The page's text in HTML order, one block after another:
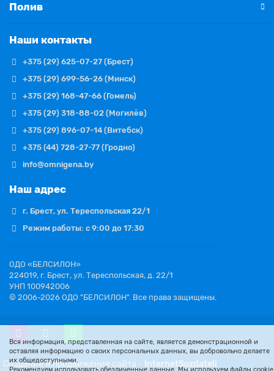
Вся информация, представленная на сайте, является демонстрационной и
оставляя информацию о своих персональных данных, вы добровольно делаете
их общедоступными.
Полив
Наши контакты
+375 (29) 625-07-27 (Брест)
+375 (29) 699-56-26 (Минск)
+375 (29) 168-47-66 (Гомель)
+375 (29) 318-88-02 (Могилёв)
+375 (29) 896-07-14 (Витебск)
+375 (44) 728-27-77 (Гродно)
info@omnigena.by
Наш адрес
г. Брест, ул. Тереспольская 22/1
Режим работы: с 9:00 до 17:30
ОДО «БЕЛСИЛОН»
224019, г. Брест, ул. Тереспольская, д. 22/1
УНП 100942006
© 2006-2026 ОДО "БЕЛСИЛОН". Все права защищены.
Создание и продвижение сайта - InternetSozdateli